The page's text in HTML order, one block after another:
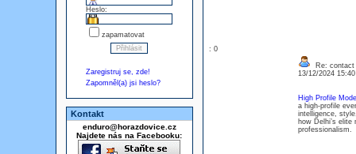
Heslo:
zapamatovat
Zaregistruj se, zde!
Zapomněl(a) jsi heslo?
Kontakt
enduro@horazdovice.cz
Najdete nás na Facebooku:
: 0
Re: contact
13/12/2024
High Profile
a high-profile
intelligence,
how Delhi’s
professionalism.